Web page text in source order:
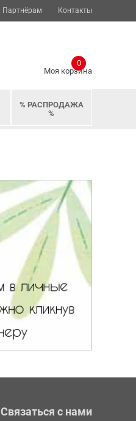
Партнёрам Контакты
Моя корзина
0
% РАСПРОДАЖА
%
Связаться с нами